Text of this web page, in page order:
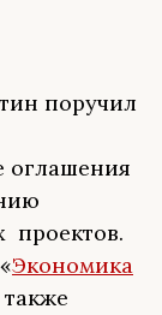
поручил
оглашения
проектов.
Экономика
также